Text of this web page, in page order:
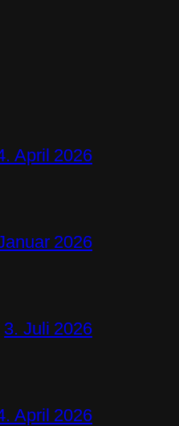
April 2026
2026
3. Juli 2026
April 2026